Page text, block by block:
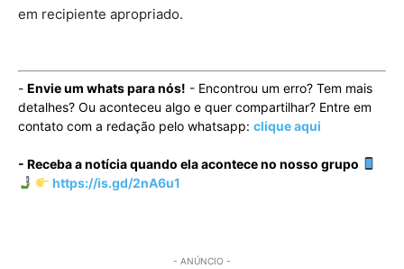
em recipiente apropriado.
- Envie um whats para nós! - Encontrou um erro? Tem mais
detalhes? Ou aconteceu algo e quer compartilhar? Entre em
contato com a redação pelo whatsapp: clique aqui
- Receba a notícia quando ela acontece no nosso grupo
https://is.gd/2nA6u1
- ANÚNCIO -